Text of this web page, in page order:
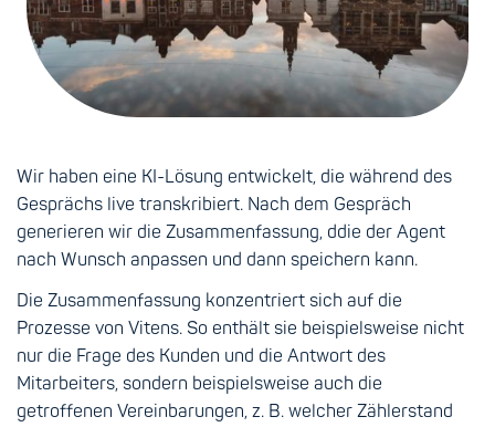
Wir haben eine KI-Lösung entwickelt, die während des
Gesprächs live transkribiert. Nach dem Gespräch
generieren wir die Zusammenfassung, ddie der Agent
nach Wunsch anpassen und dann speichern kann.
Die Zusammenfassung konzentriert sich auf die
Prozesse von Vitens. So enthält sie beispielsweise nicht
nur die Frage des Kunden und die Antwort des
Mitarbeiters, sondern beispielsweise auch die
getroffenen Vereinbarungen, z. B. welcher Zählerstand